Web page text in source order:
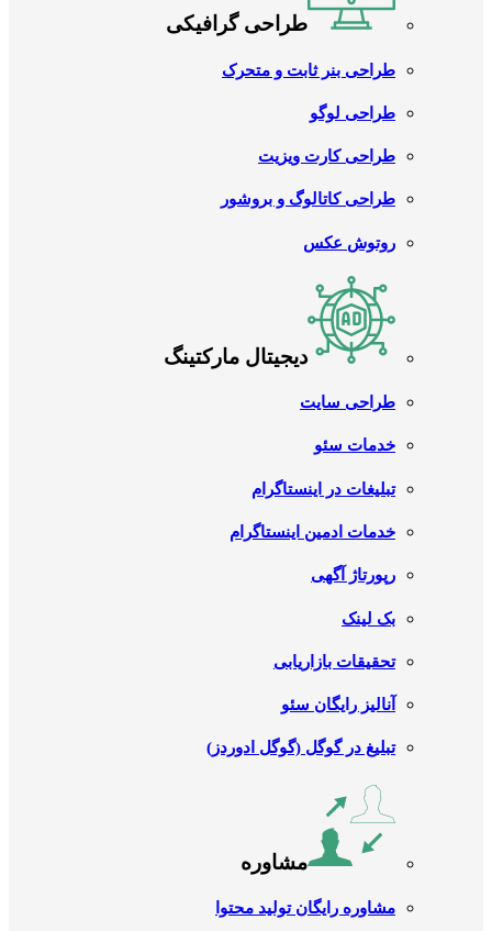
طراحی گرافیکی
طراحی بنر ثابت و متحرک
طراحی لوگو
طراحی کارت ویزیت
طراحی کاتالوگ و بروشور
روتوش عکس
دیجیتال مارکتینگ
طراحی سایت
خدمات سئو
تبلیغات در اینستاگرام
خدمات ادمین اینستاگرام
رپورتاژ آگهی
بک لینک
تحقیقات بازاریابی
آنالیز رایگان سئو
تبلیغ در گوگل (گوگل ادوردز)
مشاوره
مشاوره رایگان تولید محتوا